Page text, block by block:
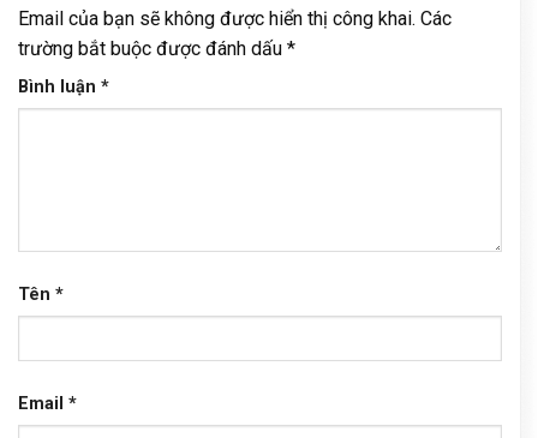
Email của bạn sẽ không được hiển thị công khai. Các
trường bắt buộc được đánh dấu *
Bình luận *
Tên *
Email *